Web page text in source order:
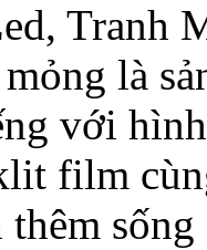
Tranh
là
với
film